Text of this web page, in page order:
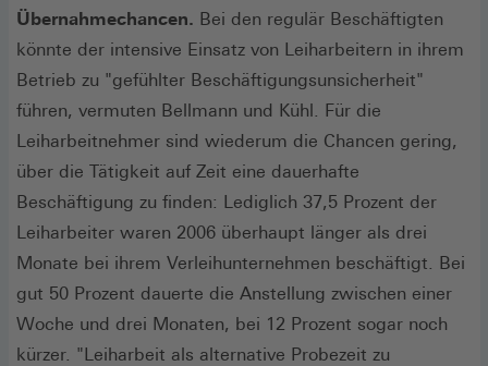
Übernahmechancen. Bei den regulär Beschäftigten
könnte der intensive Einsatz von Leiharbeitern in ihrem
Betrieb zu "gefühlter Beschäftigungsunsicherheit"
führen, vermuten Bellmann und Kühl. Für die
Leiharbeitnehmer sind wiederum die Chancen gering,
über die Tätigkeit auf Zeit eine dauerhafte
Beschäftigung zu finden: Lediglich 37,5 Prozent der
Leiharbeiter waren 2006 überhaupt länger als drei
Monate bei ihrem Verleihunternehmen beschäftigt. Bei
gut 50 Prozent dauerte die Anstellung zwischen einer
Woche und drei Monaten, bei 12 Prozent sogar noch
kürzer. "Leiharbeit als alternative Probezeit zu